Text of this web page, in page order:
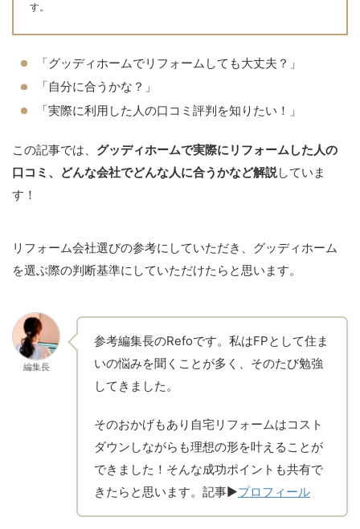
す。
「グッディホームでリフォームしても大丈夫？」
「自分に合うかな？」
「実際に利用した人の口コミ評判を知りたい！」
この記事では、 グッディホームで実際にリフォームした人の
口コミ、どんな会社でどんな人に合うかなど解説していま
す！
リフォーム会社選びの参考にしていただき、グッディホーム
を選ぶ際の判断基準にしていただけたらと思います。
編集長
参考編集長のRefoです。私はFPとして住ま
いの悩みを聞くことが多く、そのたび勉強
してきました。
そのおかげもあり自宅リフォームはコスト
ダウンしながらも理想の形を叶えることが
できました！そんな成功ポイントも共有で
きたらと思います。記事▶プロフィール